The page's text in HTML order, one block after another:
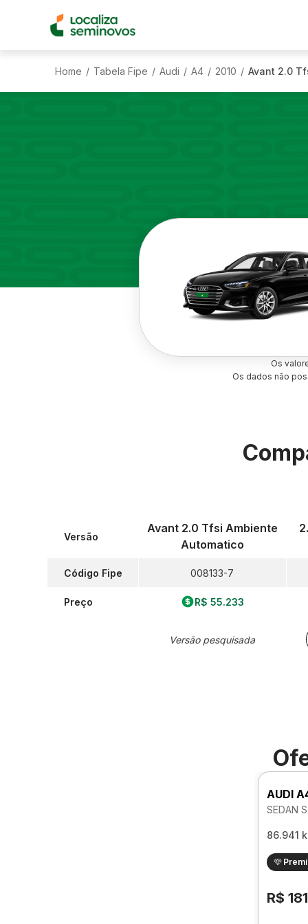
Home / Tabela Fipe / Audi / A4 / 2010 / Avant 2.0
Os
Os dados não
Versão
Código Fipe
Preço
Avant 2.0 Tfsi Ambiente
Automatico
008133-7
R$ 55.233
Versão pesquisada
AUDI
SEDAN
86.941
R$